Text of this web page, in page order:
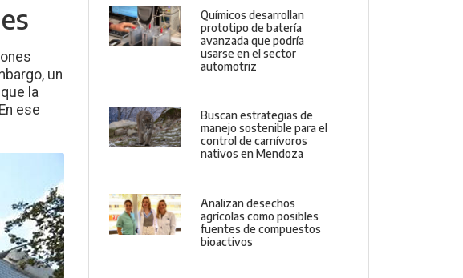
un
la
ese
Químicos desarrollan
prototipo de batería
avanzada que podría
usarse en el sector
automotriz
Buscan estrategias de
manejo sostenible para el
control de carnívoros
nativos en Mendoza
Analizan desechos
agrícolas como posibles
fuentes de compuestos
bioactivos